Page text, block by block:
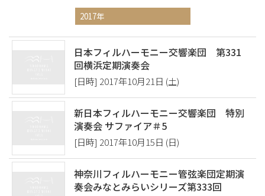
日本フィルハーモニー交響楽団 第331
回横浜定期演奏会
[日時] 2017年10月21日 (土)
新日本フィルハーモニー交響楽団 特別
演奏会 サファイア＃5
[日時] 2017年10月15日 (日)
神奈川フィルハーモニー管弦楽団定期演
奏会みなとみらいシリーズ第333回